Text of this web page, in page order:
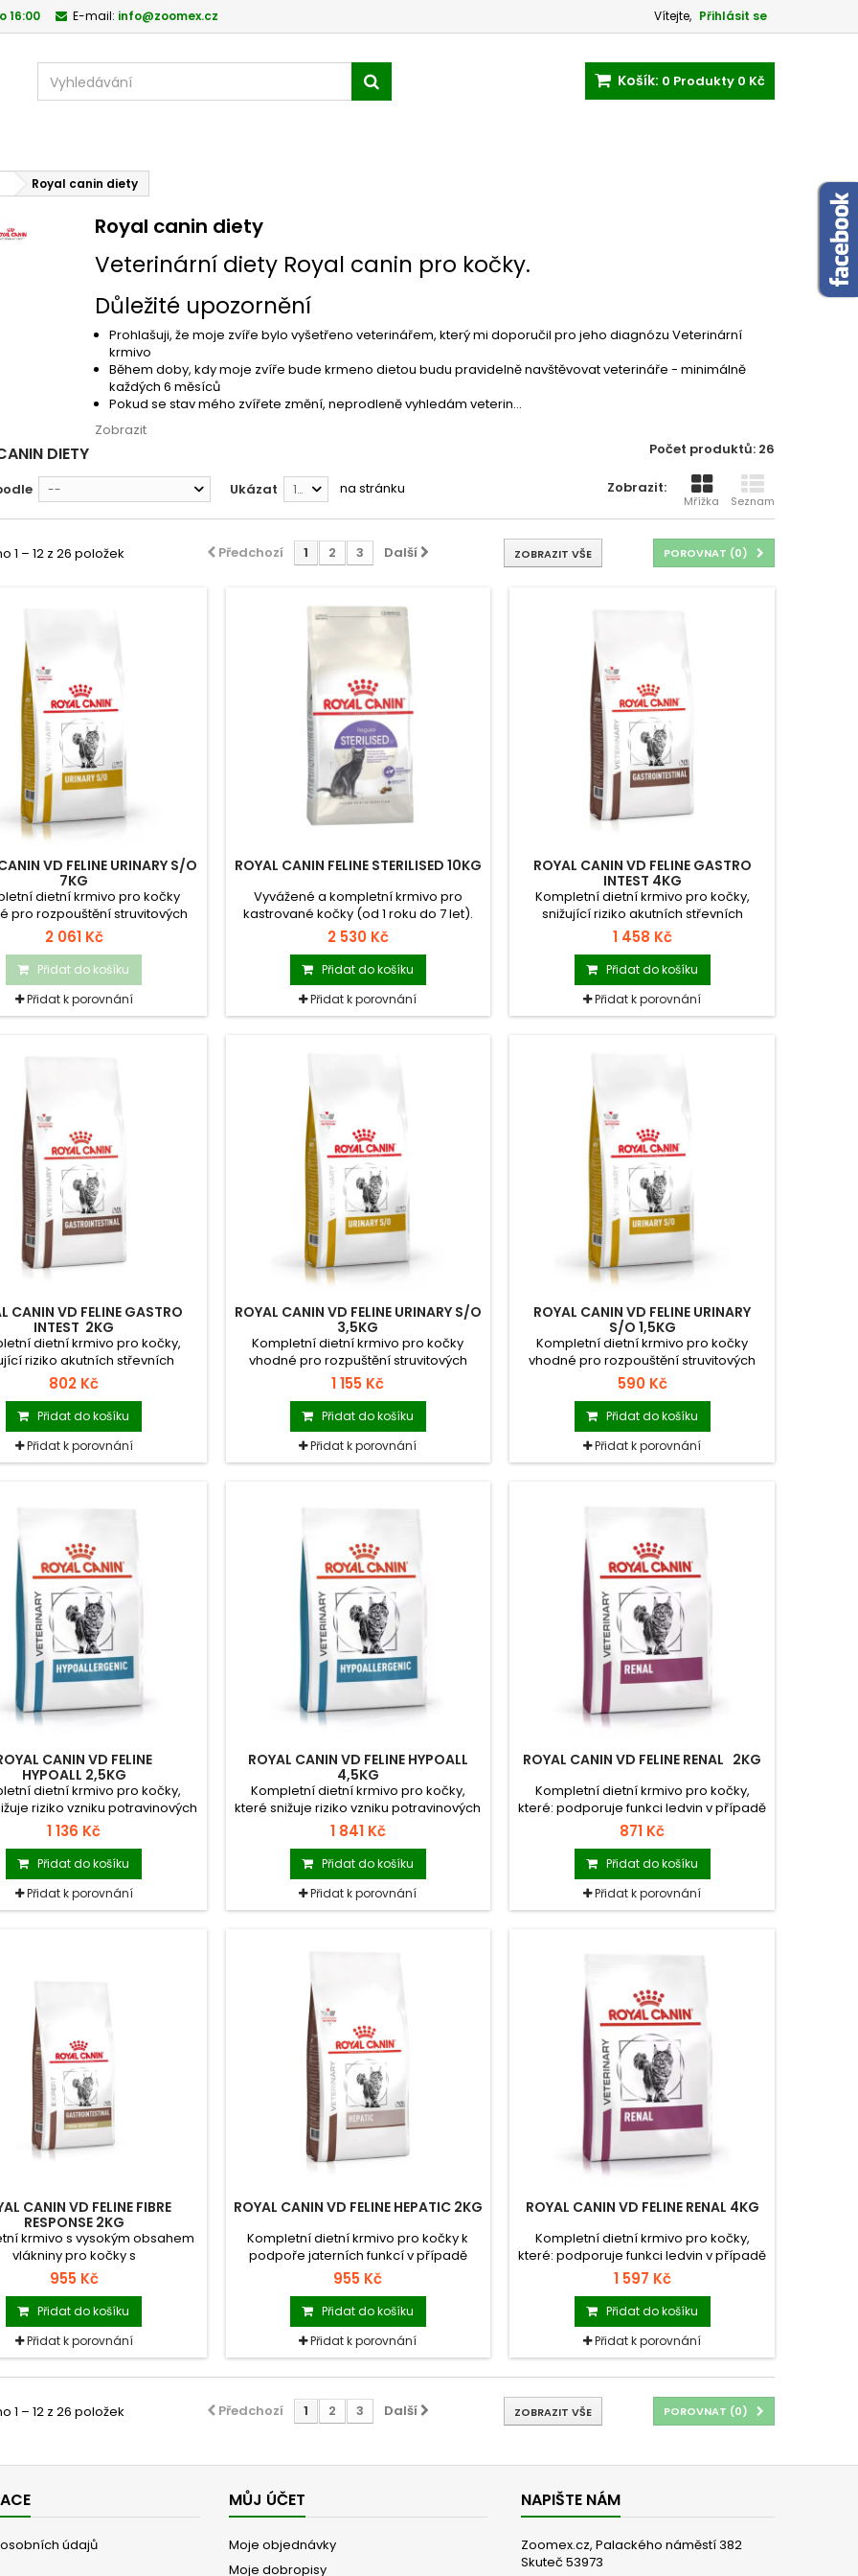
Vítejte, Přihlásit se
16:00 E-mail: info@zoomex.cz
Košík: 0 Produkty 0 Kč
Royal canin diety
Royal canin diety
Veterinární diety Royal canin pro kočky.
Důležité upozornění
Prohlašuji, že moje zvíře bylo vyšetřeno veterinářem, který mi doporučil pro jeho diagnózu Veterinární
krmivo
Během doby, kdy moje zvíře bude krmeno dietou budu pravidelně navštěvovat veterináře - minimálně
každých 6 měsíců
Pokud se stav mého zvířete změní, neprodleně vyhledám veterin...
Zobrazit
DIETY Počet produktů: 26
Zobrazit:
Mřížka Seznam
-- Ukázat 12 na stránku
POROVNAT (0)
ZOBRAZIT VŠE
Předchozí 1 2 3 Další
1 – 12 z 26 položek
VD FELINE URINARY S/O
7KG
dietní krmivo pro kočky
pro rozpouštění struvitových
kamenů.
2 061 Kč
Přidat do košíku
Přidat k porovnání
ROYAL CANIN FELINE STERILISED 10KG
Vyvážené a kompletní krmivo pro
kastrované kočky (od 1 roku do 7 let).
2 530 Kč
Přidat do košíku
Přidat k porovnání
ROYAL CANIN VD FELINE GASTRO
INTEST 4KG
Kompletní dietní krmivo pro kočky,
snižující riziko akutních střevních
resorpčních onemocnění a podporující
nutriční obnovu a regeneraci.
1 458 Kč
Přidat do košíku
Přidat k porovnání
CANIN VD FELINE GASTRO
INTEST 2KG
dietní krmivo pro kočky,
riziko akutních střevních
onemocnění a podporující
obnovu a regeneraci.
802 Kč
Přidat do košíku
Přidat k porovnání
ROYAL CANIN VD FELINE URINARY S/O
3,5KG
Kompletní dietní krmivo pro kočky
vhodné pro rozpuštění struvitových
kamenů.
1 155 Kč
Přidat do košíku
Přidat k porovnání
ROYAL CANIN VD FELINE URINARY
S/O 1,5KG
Kompletní dietní krmivo pro kočky
vhodné pro rozpouštění struvitových
kamenů.
590 Kč
Přidat do košíku
Přidat k porovnání
CANIN VD FELINE
HYPOALL 2,5KG
dietní krmivo pro kočky,
riziko vzniku potravinových
alergií či intolerancí.
1 136 Kč
Přidat do košíku
Přidat k porovnání
ROYAL CANIN VD FELINE HYPOALL
4,5KG
Kompletní dietní krmivo pro kočky,
které snižuje riziko vzniku potravinových
alergií či intolerancí.
1 841 Kč
Přidat do košíku
Přidat k porovnání
ROYAL CANIN VD FELINE RENAL 2KG
Kompletní dietní krmivo pro kočky,
které: podporuje funkci ledvin v případě
chronické nebo akutní ledvinové
nedostatečnosti.
871 Kč
Přidat do košíku
Přidat k porovnání
CANIN VD FELINE FIBRE
RESPONSE 2KG
krmivo s vysokým obsahem
vlákniny pro kočky s
poruchami.
955 Kč
Přidat do košíku
Přidat k porovnání
ROYAL CANIN VD FELINE HEPATIC 2KG
Kompletní dietní krmivo pro kočky k
podpoře jaterních funkcí v případě
chronické jaterní nedostatečnosti a
snížení ukládání mědi v játrech.
955 Kč
Přidat do košíku
Přidat k porovnání
ROYAL CANIN VD FELINE RENAL 4KG
Kompletní dietní krmivo pro kočky,
které: podporuje funkci ledvin v případě
chronické nebo akutní ledvinové
nedostatečnosti.
1 597 Kč
Přidat do košíku
Přidat k porovnání
POROVNAT (0)
ZOBRAZIT VŠE
Předchozí 1 2 3 Další
1 – 12 z 26 položek
údajů
MŮJ ÚČET
Moje objednávky
Moje dobropisy
NAPIŠTE NÁM
Zoomex.cz, Palackého náměstí 382
Skuteč 53973